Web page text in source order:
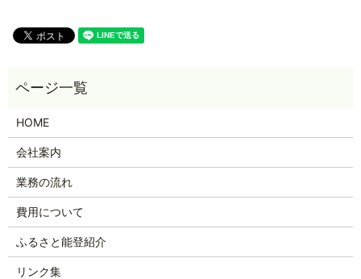
HOME
会社案内
業務の流れ
費用について
ふるさと能登紹介
リンク集